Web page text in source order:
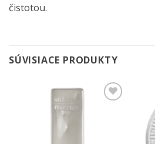
čistotou.
SÚVISIACE PRODUKTY